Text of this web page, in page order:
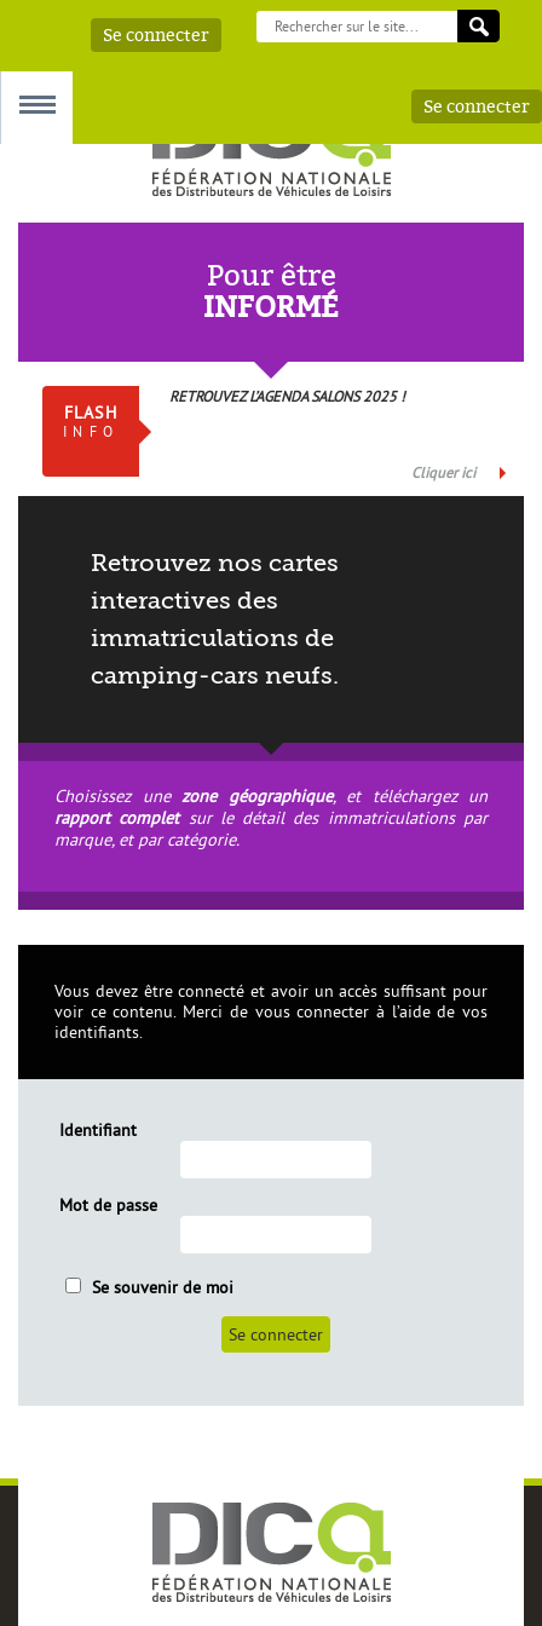
Se connecter
AAA
Se connecter
Pour être
INFORMÉ
FLASH
INFO
RETROUVEZ L’AGENDA SALONS 2025 !
Cliquer ici
Retrouvez nos cartes
interactives des
immatriculations de
camping-cars neufs.
Choisissez une zone géographique, et téléchargez un
rapport completsur le détail des immatriculations par
marque, et par catégorie.
Vous devez être connecté et avoir un accès suffisant pour
voir ce contenu. Merci de vous connecter à l’aide de vos
identifiants.
Identifiant
Mot de passe
Se souvenir de moi